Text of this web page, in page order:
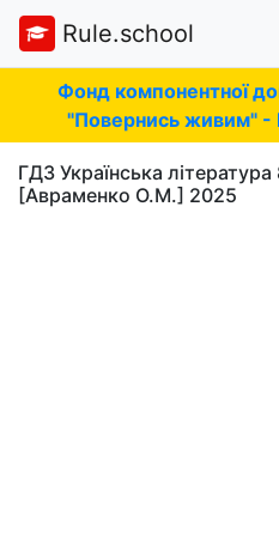
Rule.school
Фонд компонентної
"Повернись живим" -
ГДЗ Українська
[Авраменко О.М.] 2025